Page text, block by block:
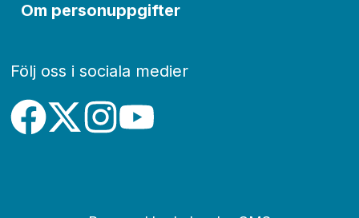
Om personuppgifter
Följ oss i sociala medier